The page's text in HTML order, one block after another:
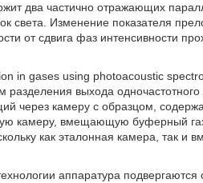
два частично отражающих
света. Изменение показателя
от сдвига фаз интенсивности
in gases using photoacoustic
выхода
через камеру с образцом,
камеру, вмещающую буферный
как эталонная камера, так и
аппаратура подвергаются